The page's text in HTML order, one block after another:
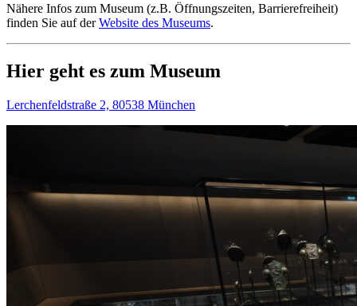
Nähere Infos zum Museum (z.B. Öffnungszeiten, Barrierefreiheit)
finden Sie auf derWebsite des Museums.
Hier geht es zum Museum
Lerchenfeldstraße 2, 80538 München